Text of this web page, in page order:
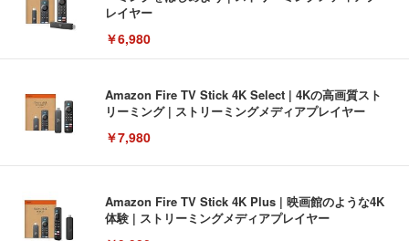
レイヤー
￥6,980
Amazon Fire TV Stick 4K Select | 4Kの高画質スト
リーミング | ストリーミングメディアプレイヤー
￥7,980
Amazon Fire TV Stick 4K Plus | 映画館のような4K
体験 | ストリーミングメディアプレイヤー